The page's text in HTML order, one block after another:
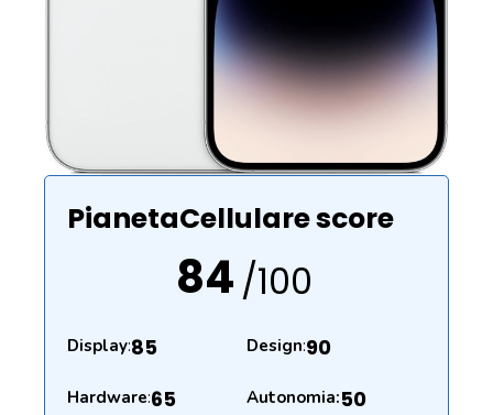
PianetaCellulare score
84 /100
Display:85 Design:90
Hardware:65 Autonomia:50